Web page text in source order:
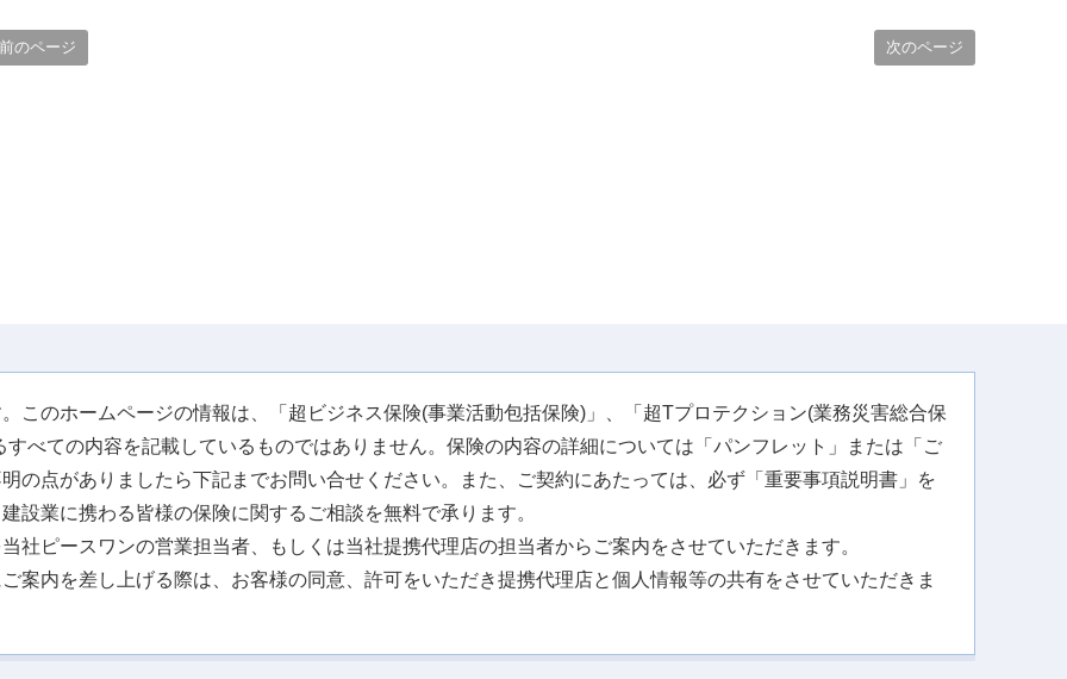
前のページ 次のページ
このホームページの情報は、「超ビジネス保険(事業活動包括保険)」、「超Tプロテクション(業務災害総合保
べての内容を記載しているものではありません。保険の内容の詳細については「パンフレット」または「ご
の点がありましたら下記までお問い合せください。また、ご契約にあたっては、必ず「重要事項説明書」を
設業に携わる皆様の保険に関するご相談を無料で承ります。
社ピースワンの営業担当者、もしくは当社提携代理店の担当者からご案内をさせていただきます。
案内を差し上げる際は、お客様の同意、許可をいただき提携代理店と個人情報等の共有をさせていただきま